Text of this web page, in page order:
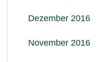
Dezember 2016
November 2016